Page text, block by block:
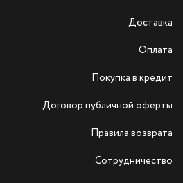
Доставка
Оплата
Покупка в кредит
Договор публичной оферты
Правила возврата
Сотрудничество